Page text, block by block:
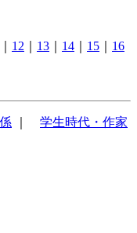
12 13 14 15
16
学生時代・作家